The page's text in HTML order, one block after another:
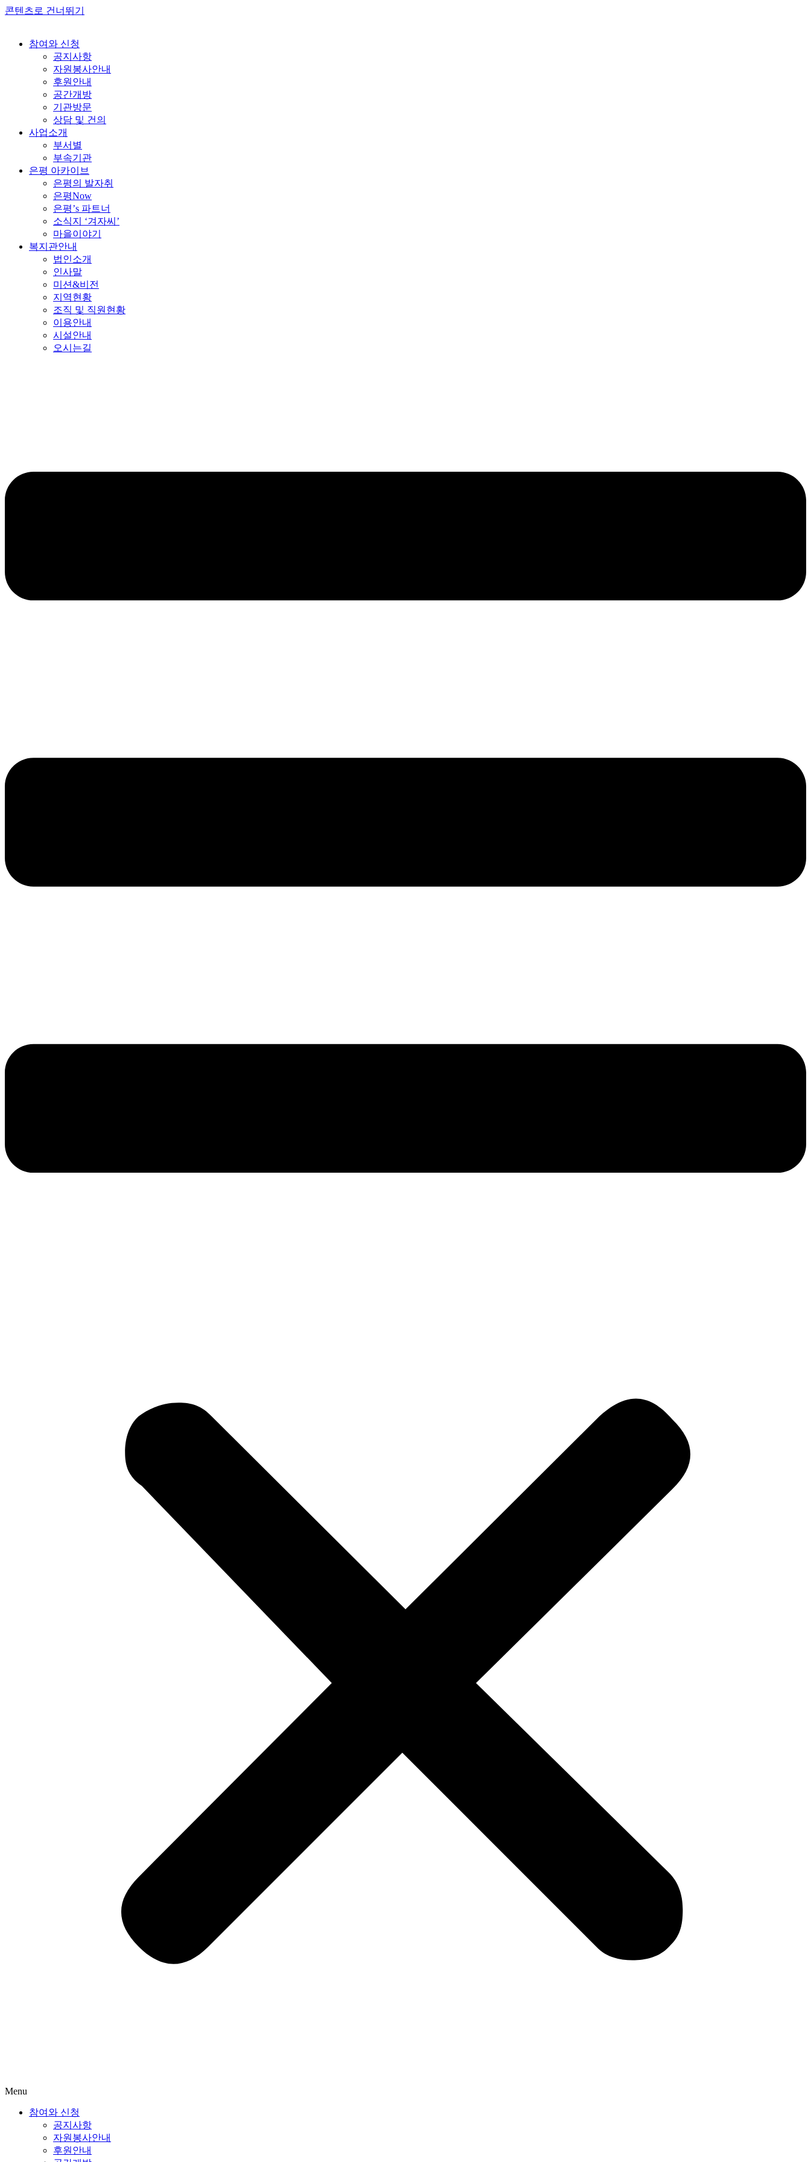
콘텐츠로 건너뛰기
참여와 신청
공지사항
자원봉사안내
후원안내
공간개방
기관방문
상담 및 건의
사업소개
부서별
부속기관
은평 아카이브
은평의 발자취
은평Now
은평’s 파트너
소식지 ‘겨자씨’
마을이야기
복지관안내
법인소개
인사말
미션&비전
지역현황
조직 및 직원현황
이용안내
시설안내
오시는길
Menu
참여와 신청
공지사항
자원봉사안내
후원안내